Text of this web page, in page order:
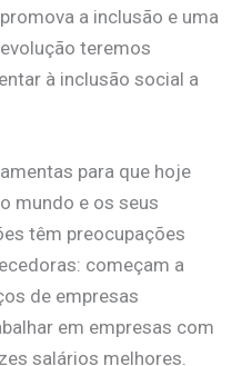
a inclusão e uma
teremos
à inclusão social a
para que hoje
mundo e os seus
têm preocupações
começam a
de empresas
em empresas com
salários melhores.